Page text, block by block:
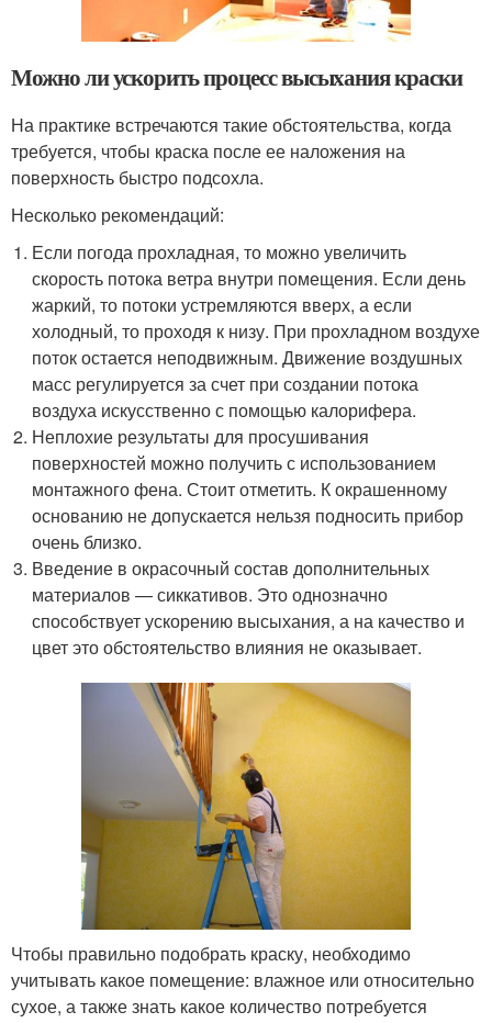
Можно ли ускорить процесс высыхания краски
На практике встречаются такие обстоятельства, когда
требуется, чтобы краска после ее наложения на
поверхность быстро подсохла.
Несколько рекомендаций:
Если погода прохладная, то можно увеличить
скорость потока ветра внутри помещения. Если день
жаркий, то потоки устремляются вверх, а если
холодный, то проходя к низу. При прохладном воздухе
поток остается неподвижным. Движение воздушных
масс регулируется за счет при создании потока
воздуха искусственно с помощью калорифера.
Неплохие результаты для просушивания
поверхностей можно получить с использованием
монтажного фена. Стоит отметить. К окрашенному
основанию не допускается нельзя подносить прибор
очень близко.
Введение в окрасочный состав дополнительных
материалов — сиккативов. Это однозначно
способствует ускорению высыхания, а на качество и
цвет это обстоятельство влияния не оказывает.
Чтобы правильно подобрать краску, необходимо
учитывать какое помещение: влажное или относительно
сухое, а также знать какое количество потребуется